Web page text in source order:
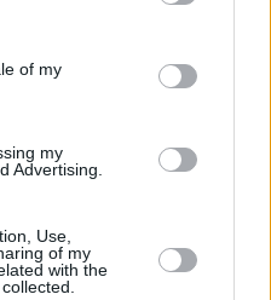
and its third-party tags to
purposes in below Google
of my
my
Advertising.
Use,
of my
with the
μετά